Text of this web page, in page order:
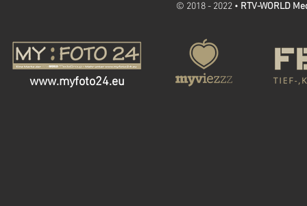
© 2018 - 2022 • RTV-WORLD
www.myfoto24.eu